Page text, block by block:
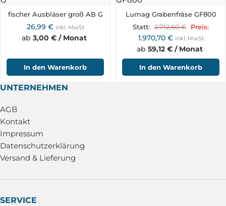
fischer Ausbläser groß AB G
26,99 € inkl. MwSt
ab 3,00 € / Monat
In den Warenkorb
Lumag Grabenfräse GF800
Statt: 2.712,60€ Preis:
1.970,70 € inkl. MwSt
ab 59,12 € / Monat
In den Warenkorb
UNTERNEHMEN
AGB
Kontakt
Impressum
Datenschutzerklärung
Versand & Lieferung
SERVICE